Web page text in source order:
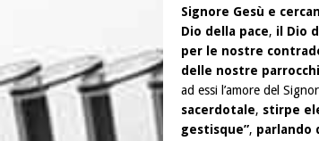
Signore Gesù e
Dio della pace, il Dio
per le nostre
delle nostre
ad essi l’amore del
sacerdotale, stirpe
gestisque”, parlando